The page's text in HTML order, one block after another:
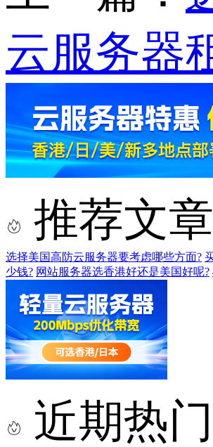
云服务器
推荐文章
选择美国高防云服务器要考虑哪些方面?
少钱? 网站服务器选香港好还是美国好呢?
近期热